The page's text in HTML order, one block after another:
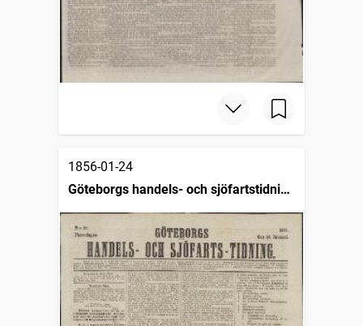
1856-01-24
Göteborgs handels- och sjöfartstidning
(1832)